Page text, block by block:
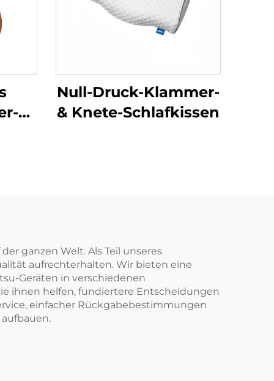
Null-Druck-Klammer-
& Knete-Schlafkissen
ganzen Welt. Als Teil unseres
aufrechterhalten. Wir bieten eine
Geräten in verschiedenen
ihnen helfen, fundiertere Entscheidungen
einfacher Rückgabebestimmungen